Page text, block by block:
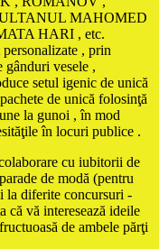
MAHOMED
HARI , etc.
, prin
gânduri vesele ,
setul igenic de unică
de unică folosinţă
la gunoi , în mod
în locuri publice .
cu iubitorii de
de modă (pentru
la diferite concursuri -
că vă interesează ideile
de ambele părţi